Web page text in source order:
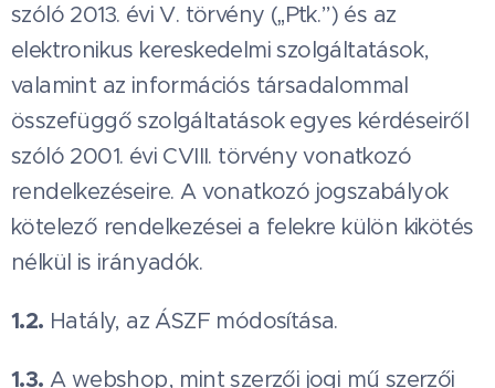
szóló 2013. évi V. törvény („Ptk.”) és az
elektronikus kereskedelmi szolgáltatások,
valamint az információs társadalommal
összefüggő szolgáltatások egyes kérdéseiről
szóló 2001. évi CVIII. törvény vonatkozó
rendelkezéseire. A vonatkozó jogszabályok
kötelező rendelkezései a felekre külön kikötés
nélkül is irányadók.
1.2. Hatály, az ÁSZF módosítása.
1.3. A webshop, mint szerzői jogi mű szerzői